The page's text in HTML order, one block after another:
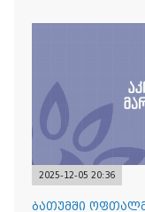
2025-12-05 20:36
ბათუმში